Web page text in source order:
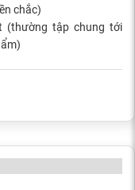
chắc)
(thường tập chung tới